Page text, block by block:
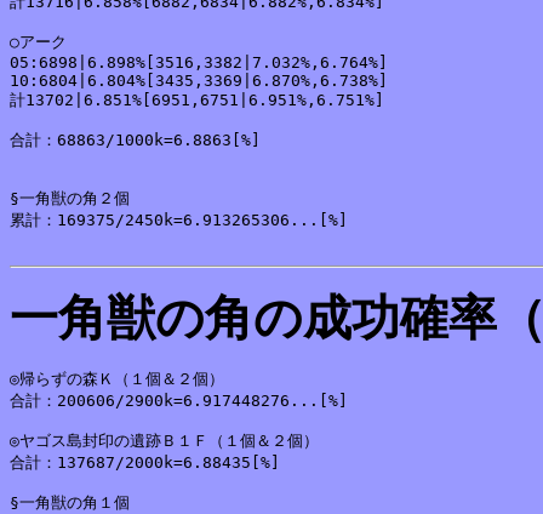
○アーク
05:6898|6.898%[3516,3382|7.032%,6.764%]
10:6804|6.804%[3435,3369|6.870%,6.738%]
計13702|6.851%[6951,6751|6.951%,6.751%]
合計：68863/1000k=6.8863[%]
§一角獣の角２個
累計：169375/2450k=6.913265306...[%]
一角獣の角の成功確率
◎帰らずの森Ｋ（１個＆２個）
合計：200606/2900k=6.917448276...[%]
◎ヤゴス島封印の遺跡Ｂ１Ｆ（１個＆２個）
合計：137687/2000k=6.88435[%]
§一角獣の角１個